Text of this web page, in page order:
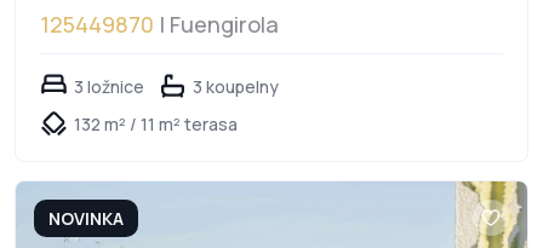
125449870 | Fuengirola
3 ložnice
3 koupelny
132 m² / 11 m² terasa
NOVINKA